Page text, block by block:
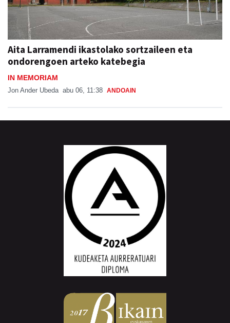
Aita Larramendi ikastolako sortzaileen eta
ondorengoen arteko katebegia
IN MEMORIAM
Jon Ander Ubeda abu 06, 11:38 ANDOAIN